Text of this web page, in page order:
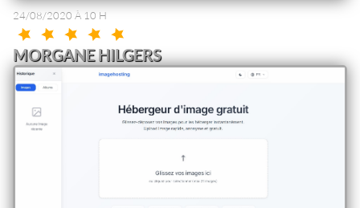
24/08/2020 À 10 H
MORGANE HILGERS